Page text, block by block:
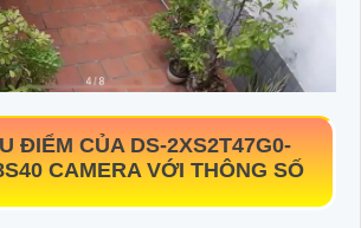
ĐIỂM CỦA DS-2XS2T47G0-
CAMERA VỚI THÔNG SỐ